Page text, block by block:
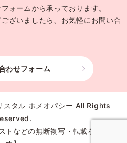
ォームから承っております。
ざいましたら、 お気軽にお問い合
わせフォーム
タル ホメオパシー All Rights
トなどの無断複写・転載を禁じま